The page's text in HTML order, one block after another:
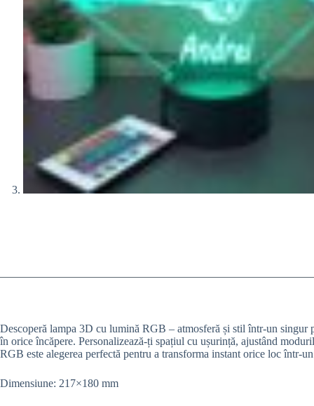
Descoperă lampa 3D cu lumină RGB – atmosferă și stil într-un singur
în orice încăpere. Personalizează-ți spațiul cu ușurință, ajustând
RGB este alegerea perfectă pentru a transforma instant orice loc într-
Dimensiune: 217×180 mm